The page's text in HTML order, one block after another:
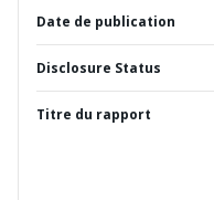
Date de publication
Disclosure Status
Titre du rapport